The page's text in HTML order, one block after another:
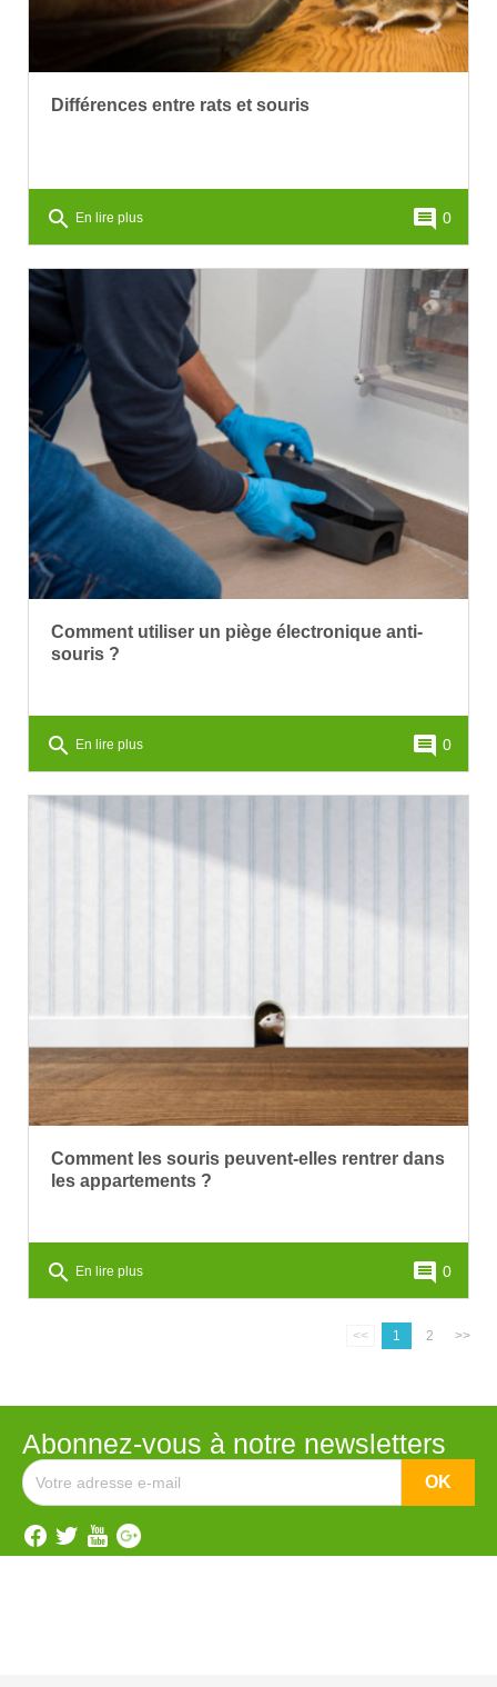
Différences entre rats et souris
search En lire plus comment 0
Comment utiliser un piège électronique anti-
souris ?
search En lire plus comment 0
Comment les souris peuvent-elles rentrer dans
les appartements ?
search En lire plus comment 0
<< 1 2 >>
Abonnez-vous à notre newsletters